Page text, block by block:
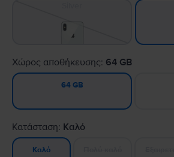
Χώρος αποθήκευσης: 64 GB
64 GB
Κατάσταση: Καλό
Καλό